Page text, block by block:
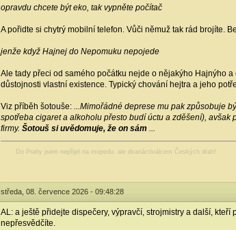
opravdu chcete být eko, tak vypněte počítač
A pořidte si chytrý mobilní telefon. Vůči němuž tak rád brojíte.
jenže když Hajnej do Nepomuku nepojede
Ale tady přeci od samého počátku nejde o nějakýho Hajnýho
důstojnosti vlastní existence. Typický chování hejtra a jeho
Viz příběh šotouše: ...Mimořádné deprese mu pak způsobuje
spotřeba cigaret a alkoholu přesto budí úctu a zděšení),
firmy. Šotouš si uvědomuje, že on sám ...
Do Prahy jsem nepřijel na mopedu, ale dvanáctiválcem Českých drah!
středa, 08. července 2026 - 09:48:28
AL: a ještě přidejte dispečery, výpravčí, strojmistry a další,
nepřesvědčíte.